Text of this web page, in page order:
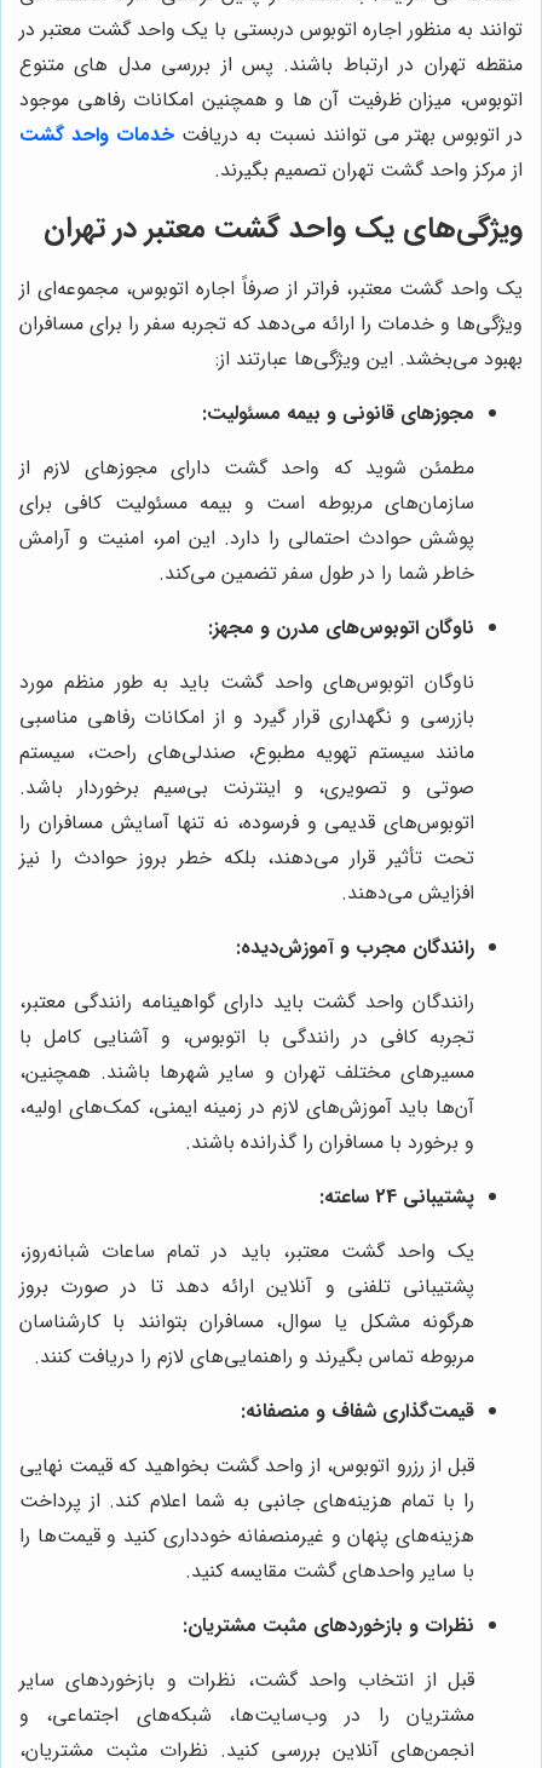
توانند به منظور اجاره اتوبوس دربستی با یک واحد گشت معتبر در
منقطه تهران در ارتباط باشند. پس از بررسی مدل های متنوع
اتوبوس، میزان ظرفیت آن ها و همچنین امکانات رفاهی موجود
در اتوبوس بهتر می توانند نسبت به دریافت خدمات واحد گشت
از مرکز واحد گشت تهران تصمیم بگیرند.
ویژگی‌های یک واحد گشت معتبر در تهران
یک واحد گشت معتبر، فراتر از صرفاً اجاره اتوبوس، مجموعه‌ای از
ویژگی‌ها و خدمات را ارائه می‌دهد که تجربه سفر را برای مسافران
بهبود می‌بخشد. این ویژگی‌ها عبارتند از:
مجوزهای قانونی و بیمه مسئولیت:
مطمئن شوید که واحد گشت دارای مجوزهای لازم از
سازمان‌های مربوطه است و بیمه مسئولیت کافی برای
پوشش حوادث احتمالی را دارد. این امر، امنیت و آرامش
خاطر شما را در طول سفر تضمین می‌کند.
ناوگان اتوبوس‌های مدرن و مجهز:
ناوگان اتوبوس‌های واحد گشت باید به طور منظم مورد
بازرسی و نگهداری قرار گیرد و از امکانات رفاهی مناسبی
مانند سیستم تهویه مطبوع، صندلی‌های راحت، سیستم
صوتی و تصویری، و اینترنت بی‌سیم برخوردار باشد.
اتوبوس‌های قدیمی و فرسوده، نه تنها آسایش مسافران را
تحت تأثیر قرار می‌دهند، بلکه خطر بروز حوادث را نیز
افزایش می‌دهند.
رانندگان مجرب و آموزش‌دیده:
رانندگان واحد گشت باید دارای گواهینامه رانندگی معتبر،
تجربه کافی در رانندگی با اتوبوس، و آشنایی کامل با
مسیرهای مختلف تهران و سایر شهرها باشند. همچنین،
آن‌ها باید آموزش‌های لازم در زمینه ایمنی، کمک‌های اولیه،
و برخورد با مسافران را گذرانده باشند.
پشتیبانی 24 ساعته:
یک واحد گشت معتبر، باید در تمام ساعات شبانه‌روز،
پشتیبانی تلفنی و آنلاین ارائه دهد تا در صورت بروز
هرگونه مشکل یا سوال، مسافران بتوانند با کارشناسان
مربوطه تماس بگیرند و راهنمایی‌های لازم را دریافت کنند.
قیمت‌گذاری شفاف و منصفانه:
قبل از رزرو اتوبوس، از واحد گشت بخواهید که قیمت نهایی
را با تمام هزینه‌های جانبی به شما اعلام کند. از پرداخت
هزینه‌های پنهان و غیرمنصفانه خودداری کنید و قیمت‌ها را
با سایر واحد‌های گشت مقایسه کنید.
نظرات و بازخوردهای مثبت مشتریان:
قبل از انتخاب واحد گشت، نظرات و بازخوردهای سایر
مشتریان را در وب‌سایت‌ها، شبکه‌های اجتماعی، و
انجمن‌های آنلاین بررسی کنید. نظرات مثبت مشتریان،